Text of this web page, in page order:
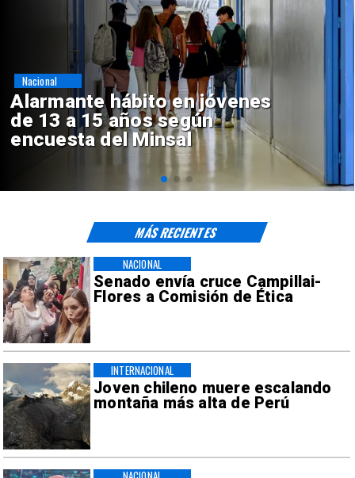
Aprueban creación del Parque
Sebastián Piñera con inversión
de $4 mil millones
Regiones
Senado envía cruce Campillai-
Flores a Comisión de Ética
NACIONAL
Joven chileno muere escalando
montaña más alta de Perú
INTERNACIONAL
MÁS RECIENTES